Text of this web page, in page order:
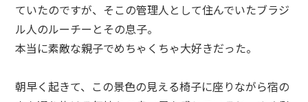
ていたのですが、そこの管理人として住んでいたブラジ
ル人のルーチーとその息子。
本当に素敵な親子でめちゃくちゃ大好きだった。
朝早く起きて、この景色の見える椅子に座りながら宿の